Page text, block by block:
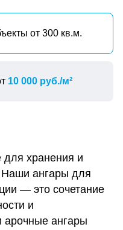
от 300 кв.м.
10 000 руб./м²
хранения и
Наши ангары для
— это сочетание
и
арочные ангары